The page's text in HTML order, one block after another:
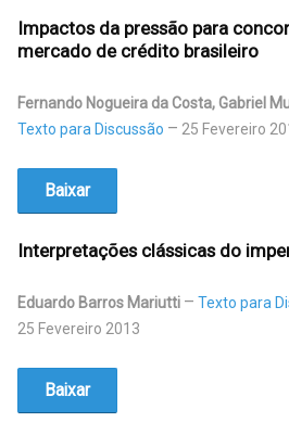
Impactos da pressão para
mercado de crédito brasileiro
Fernando Nogueira da Costa, Gabriel
Texto para Discussão
25 Fevereiro
Baixar
Interpretações clássicas do
Eduardo Barros Mariutti
Texto para
25 Fevereiro 2013
Baixar